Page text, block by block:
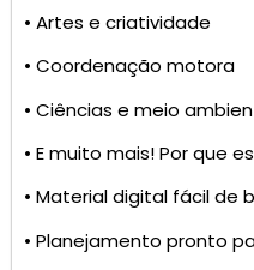
• Artes e criatividade
• Coordenação motora
• Ciências e meio
• E muito mais! Por que
• Material digital fácil de
• Planejamento pronto